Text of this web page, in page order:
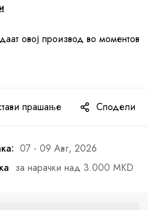
овој производ во моментов
прашање Сподели
07 - 09 Авг, 2026
за нарачки над 3.000 MKD